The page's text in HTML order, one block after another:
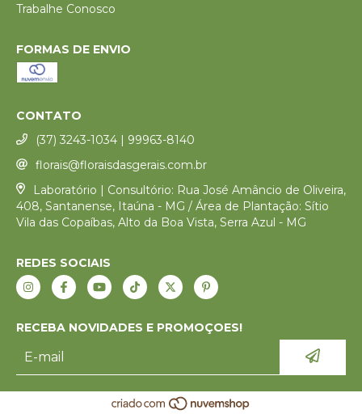
Trabalhe Conosco
FORMAS DE ENVIO
CONTATO
(37) 3243-1034 | 99963-8140
florais@floraisdasgerais.com.br
Laboratório | Consultório: Rua José Amâncio de Oliveira,
408, Santanense, Itaúna - MG / Área de Plantação: Sítio
Vila das Copaíbas, Alto da Boa Vista, Serra Azul - MG
REDES SOCIAIS
RECEBA NOVIDADES E PROMOÇOES!